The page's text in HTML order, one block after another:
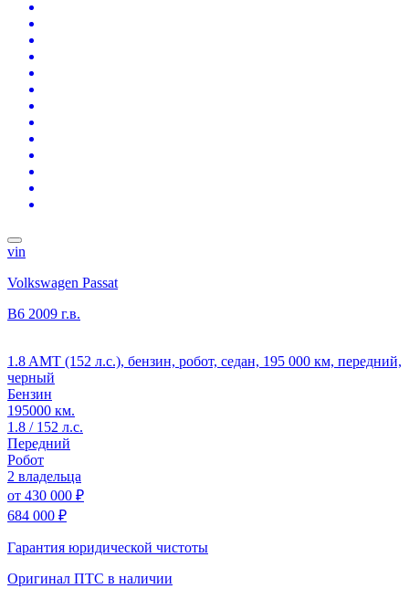
vin
Volkswagen Passat
B6 2009 г.в.
1.8 AMT (152 л.с.), бензин, робот, седан, 195 000 км, передний,
черный
Бензин
195000 км.
1.8 / 152 л.с.
Передний
Робот
2 владельца
от 430 000 ₽
684 000 ₽
Гарантия юридической чистоты
Оригинал ПТС в наличии